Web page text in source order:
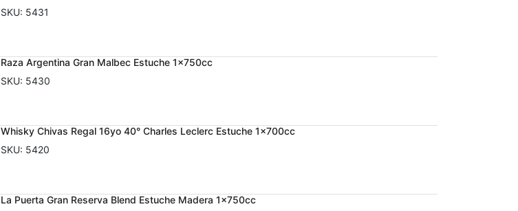
SKU: 5431
Raza Argentina Gran Malbec Estuche 1x750cc
SKU: 5430
Whisky Chivas Regal 16yo 40° Charles Leclerc Estuche 1x700cc
SKU: 5420
La Puerta Gran Reserva Blend Estuche Madera 1x750cc